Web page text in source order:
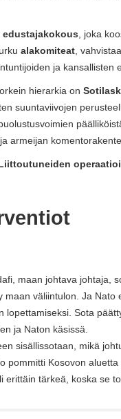
edustajakokous , joka
alakomiteat ,
ja kansallisten
hierarkia on
suuntaviivojen
armeijan
maan johtava johtaja,
maan väliintulon. Ja
lopettamiseksi. Sota
ja Naton käsissä.
sisällissotaan, mikä
pommitti Kosovon
tärkeä, koska se